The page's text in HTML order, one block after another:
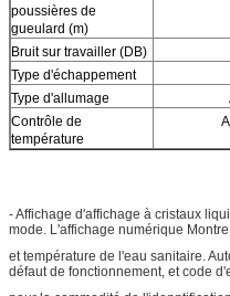
poussières de
gueulard (m)
Bruit sur travailler (DB)
Type d'échappement
Type d'allumage
Contrôle de
température
- Affichage d'affichage à cristaux
mode. L'affichage numérique
et température de l'eau sanitaire.
défaut de fonctionnement, et code